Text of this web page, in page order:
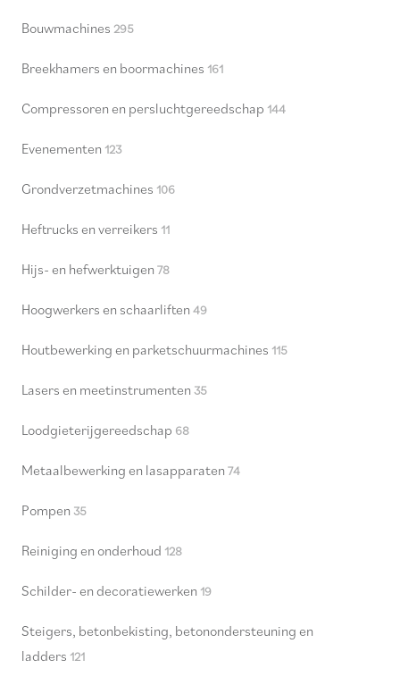
Bouwmachines 295
Breekhamers en boormachines 161
Compressoren en persluchtgereedschap 144
Evenementen 123
Grondverzetmachines 106
Heftrucks en verreikers 11
Hijs- en hefwerktuigen 78
Hoogwerkers en schaarliften 49
Houtbewerking en parketschuurmachines 115
Lasers en meetinstrumenten 35
Loodgieterijgereedschap 68
Metaalbewerking en lasapparaten 74
Pompen 35
Reiniging en onderhoud 128
Schilder- en decoratiewerken 19
Steigers, betonbekisting, betonondersteuning en
ladders 121